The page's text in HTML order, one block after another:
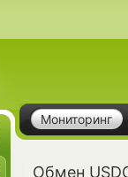
Мониторинг
Обмен